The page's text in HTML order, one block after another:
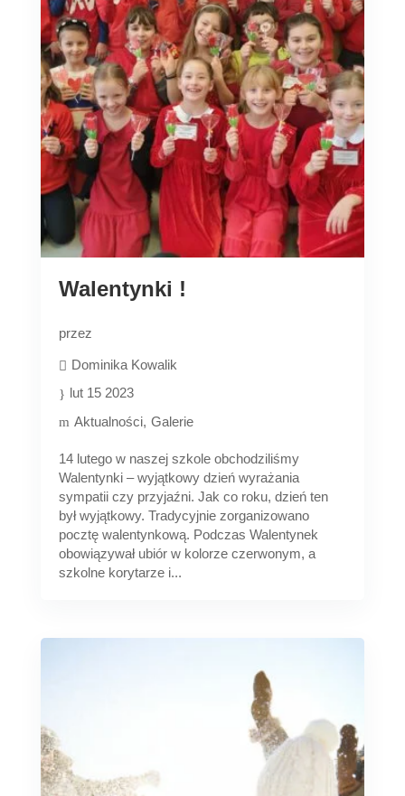
Walentynki !
przez
Dominika Kowalik
lut 15 2023
Aktualności Galerie
14 lutego w naszej szkole obchodziliśmy
Walentynki – wyjątkowy dzień wyrażania
sympatii czy przyjaźni. Jak co roku, dzień ten
był wyjątkowy. Tradycyjnie zorganizowano
pocztę walentynkową. Podczas Walentynek
obowiązywał ubiór w kolorze czerwonym, a
szkolne korytarze i...